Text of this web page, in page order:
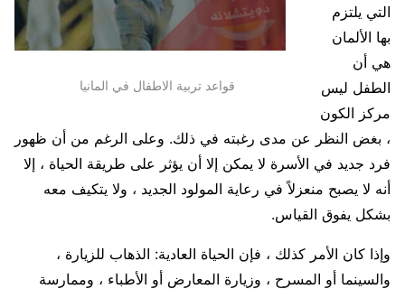
قواعد تربية الاطفال في المانيا
التي يلتزم
بها الألمان
هي أن
الطفل ليس
مركز الكون
، بغض النظر عن مدى رغبته في ذلك. وعلى الرغم من أن ظهور
فرد جديد في الأسرة لا يمكن إلا أن يؤثر على طريقة الحياة ، إلا
أنه لا يصبح منعزلاً في رعاية المولود الجديد ، ولا يتكيف معه
بشكل يفوق القياس.
وإذا كان الأمر كذلك ، فإن الحياة العادية: الذهاب للزيارة ،
والسينما أو المسرح ، وزيارة المعارض أو الأطباء ، وممارسة